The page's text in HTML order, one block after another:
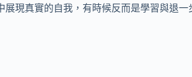
展現真實的自我，有時候反而是學習與退